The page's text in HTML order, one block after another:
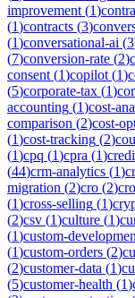
improvement (1)
(1)contracts (3)
(1)conversational-ai (3
(7)conversion-rate (2)
consent (1)copilot (1)
(5)corporate-tax (1)
accounting (1)cost-
comparison (2)cost-
(1)cost-tracking (2)
(1)cpq (1)cpra (1)
(44)crm-analytics (1)
migration (2)cro (2)
(1)cross-selling (1)
(2)csv (1)culture (1)
(1)custom-
(1)custom-orders (2)
(2)customer-data (1)
(5)customer-health (1)